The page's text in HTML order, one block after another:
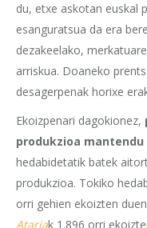
du, etxe askotan euskal
esanguratsua da era
dezakeelako,
arriskua. Doaneko
desagerpenak horixe
Ekoizpenari dagokionez,
produkzioa
hedabidetatik batek
produkzioa. Tokiko
orri gehien ekoizten
Atariak 1.896 orri